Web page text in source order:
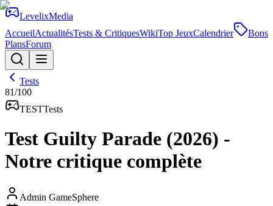
LevelixMedia
AccueilActualitésTests & CritiquesWikiTop JeuxCalendrier
Bons
PlansForum
Tests
81/100
TESTTests
Test Guilty Parade (2026) -
Notre critique complète
Admin GameSphere